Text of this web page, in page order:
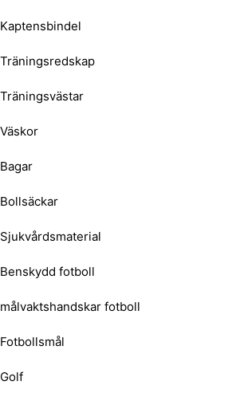
Kaptensbindel
Träningsredskap
Träningsvästar
Väskor
Bagar
Bollsäckar
Sjukvårdsmaterial
Benskydd fotboll
målvaktshandskar fotboll
Fotbollsmål
Golf